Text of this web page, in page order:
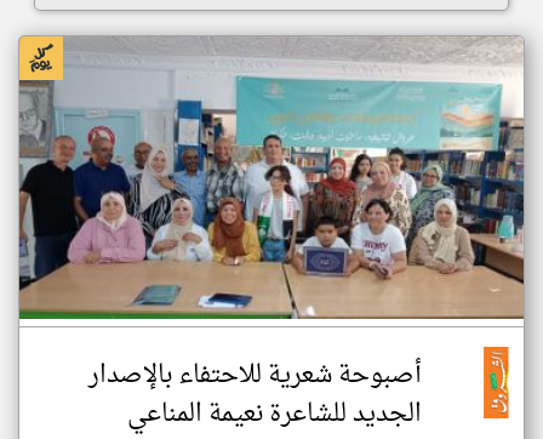
أصبوحة شعرية للاحتفاء بالإصدار
الجديد للشاعرة نعيمة المناعي